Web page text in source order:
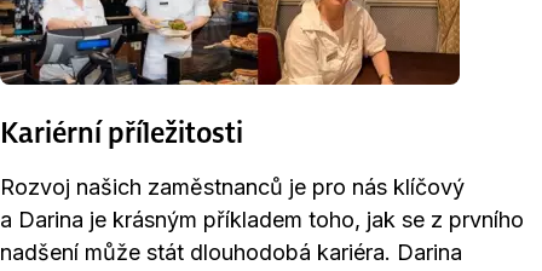
Kariérní příležitosti
Rozvoj našich zaměstnanců je pro nás klíčový
a Darina je krásným příkladem toho, jak se z prvního
nadšení může stát dlouhodobá kariéra. Darina